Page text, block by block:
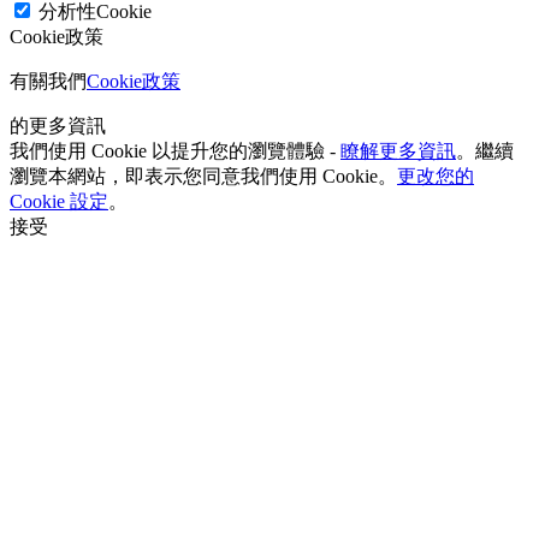
分析性Cookie
Cookie政策
有關我們Cookie政策
的更多資訊
我們使用 Cookie 以提升您的瀏覽體驗 - 瞭解更多資訊。繼續
瀏覽本網站，即表示您同意我們使用 Cookie。 更改您的
Cookie 設定。
接受